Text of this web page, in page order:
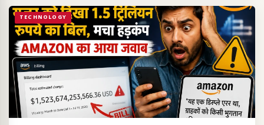
TECHNOLOGY